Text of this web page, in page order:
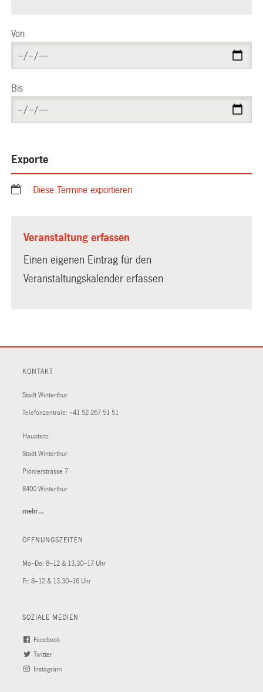
Von
Bis
Exporte
Diese Termine exportieren
Veranstaltung erfassen
Einen eigenen Eintrag für den
Veranstaltungskalender erfassen
KONTAKT
Stadt Winterthur
Telefonzentrale: +41 52 267 51 51
Hauptsitz
Stadt Winterthur
Pionierstrasse 7
8400 Winterthur
mehr…
ÖFFNUNGSZEITEN
Mo–Do: 8–12 & 13.30–17 Uhr
Fr: 8–12 & 13.30–16 Uhr
SOZIALE MEDIEN
Facebook
Twitter
Link)
Instagram